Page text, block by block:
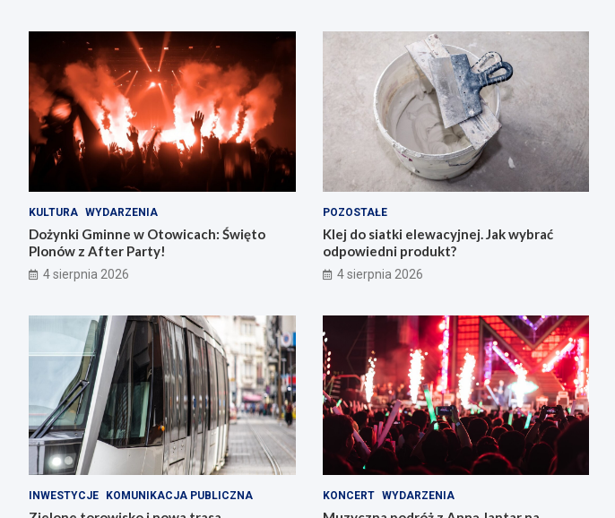
KULTURA WYDARZENIA
Dożynki Gminne w Otowicach: Święto
Plonów z After Party!
4 sierpnia 2026
POZOSTAŁE
Klej do siatki elewacyjnej. Jak wybrać
odpowiedni produkt?
4 sierpnia 2026
INWESTYCJE KOMUNIKACJA PUBLICZNA KONCERT WYDARZENIA